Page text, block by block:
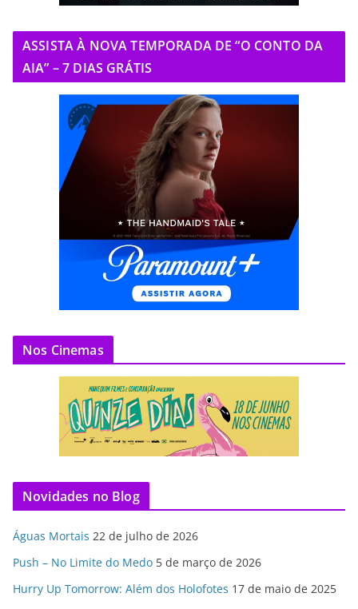
ASSISTA À NOVA TEMPORADA DE “O CONTO DA
AIA” – 7 DIAS GRÁTIS
Nos Cinemas
Novidades no Blog
Águas Mortais 22 de julho de 2026
Push – No Limite do Medo 5 de março de 2026
Hurry Up Tomorrow: Além dos Holofotes 17 de maio de 2025